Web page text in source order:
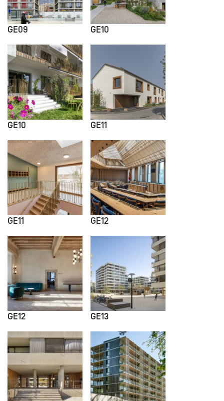
GE09 GE10
GE10 GE11
GE11 GE12
GE12 GE13